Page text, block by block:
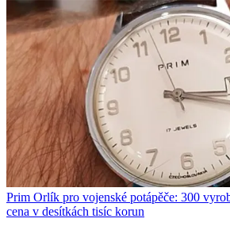
Prim Orlík pro vojenské potápěče: 300
cena v desítkách tisíc korun